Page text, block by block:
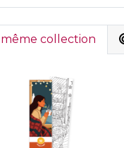
même collection